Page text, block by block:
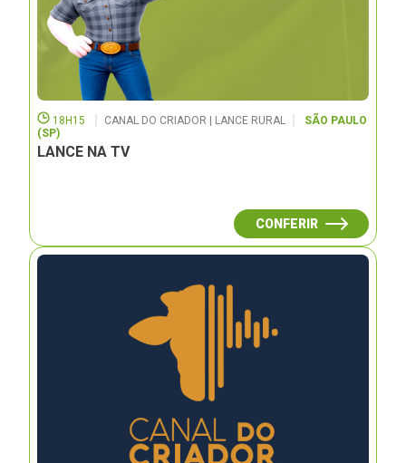
18H15 CANAL DO CRIADOR | LANCE RURAL
SÃO PAULO
(SP)
LANCE NA TV
CONFERIR